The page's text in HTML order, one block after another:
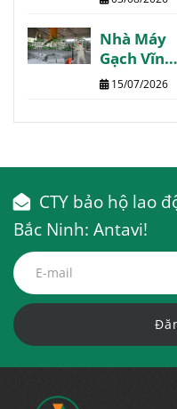
theo yêu
cầu
Nhà Máy
Gạch Vĩnh
Phúc:
chi tiết
15/07/2026
CTY bảo hộ lao
Bắc Ninh: Antavi!